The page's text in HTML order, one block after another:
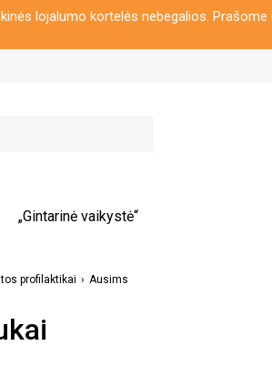
lojalumo kortelės nebegalios.
„Gintarinė vaikystė“
profilaktikai Ausims